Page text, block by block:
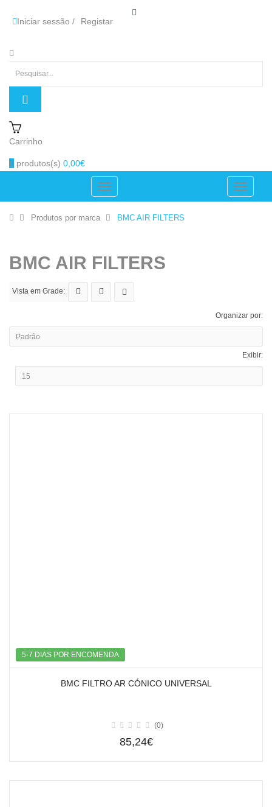
Iniciar sessão / Registar
Carrinho
0 produtos(s) 0,00€
Produtos por marca BMC AIR FILTERS
BMC AIR FILTERS
Vista em Grade:
Organizar por:
Exibir:
5-7 DIAS POR ENCOMENDA
BMC FILTRO AR CÓNICO UNIVERSAL
(0)
85,24€